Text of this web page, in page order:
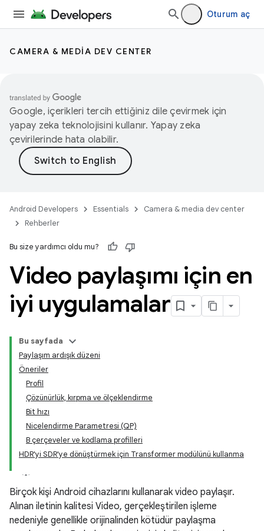
Oturum aç
CAMERA & MEDIA DEV CENTER
Google, içerikleri tercih ettiğiniz dile çevirmek için
yapay zeka teknolojisini kullanır. Yapay zeka
çevirilerinde hata olabilir.
Android Developers Essentials
Camera & media dev center
Rehberler
Bu size yardımcı oldu mu?
Video paylaşımı için en
iyi uygulamalar
Bu sayfada
Paylaşım ardışık düzeni
Öneriler
Profil
Çözünürlük, kırpma ve ölçeklendirme
Bit hızı
Nicelendirme Parametresi (QP)
B çerçeveler ve kodlama profilleri
HDR'yi SDR'ye dönüştürmek için Transformer modülünü kullanma
Birçok kişi Android cihazlarını kullanarak video paylaşır.
Alınan iletinin kalitesi Video, gerçekleştirilen işleme
nedeniyle genellikle orijinalinden kötüdür paylaşma